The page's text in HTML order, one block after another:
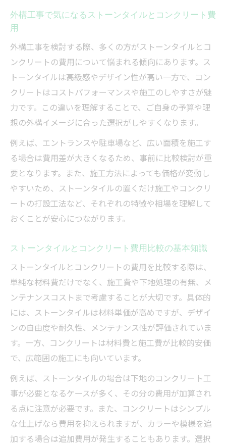
外構工事で気になるストーンタイルとコンクリート費
用
外構工事を検討する際、多くの方がストーンタイルとコ
ンクリートの費用について悩まれる傾向にあります。ス
トーンタイルは高級感やデザイン性が高い一方で、コン
クリートはコストパフォーマンスや施工のしやすさが魅
力です。この違いを理解することで、ご自身の予算や理
想の外構イメージに合った選択がしやすくなります。
例えば、エントランスや駐車場など、広い面積を施工す
る場合は費用差が大きくなるため、事前に比較検討が重
要となります。また、施工方法によっても価格が変動し
やすいため、ストーンタイルの置くだけ施工やコンクリ
ートの打設工法など、それぞれの特徴や相場を理解して
おくことが安心につながります。
ストーンタイルとコンクリート費用比較の基本知識
ストーンタイルとコンクリートの費用を比較する際は、
単純な材料費だけでなく、施工費や下地処理の有無、メ
ンテナンスコストまで考慮することが大切です。具体的
には、ストーンタイルは材料単価が高めですが、デザイ
ンの自由度や耐久性、メンテナンス性が評価されていま
す。一方、コンクリートは材料費と施工費が比較的安価
で、広範囲の施工にも向いています。
例えば、ストーンタイルの場合は下地のコンクリート工
事が必要となるケースが多く、その分の費用が加算され
る点に注意が必要です。また、コンクリートはシンプル
な仕上げなら費用を抑えられますが、カラーや模様を追
加する場合は追加費用が発生することもあります。選択